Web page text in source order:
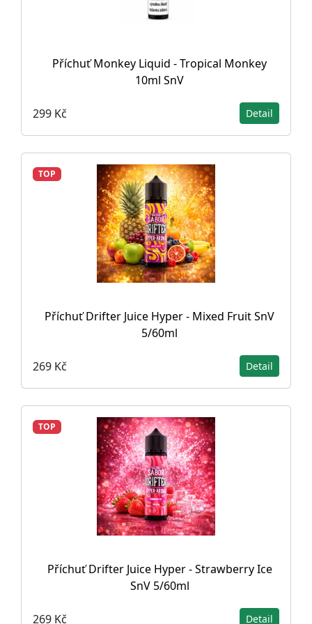
Příchuť Monkey Liquid - Tropical Monkey
10ml SnV
299 Kč Detail
TOP
Příchuť Drifter Juice Hyper - Mixed Fruit SnV
5/60ml
269 Kč Detail
TOP
Příchuť Drifter Juice Hyper - Strawberry Ice
SnV 5/60ml
269 Kč Detail